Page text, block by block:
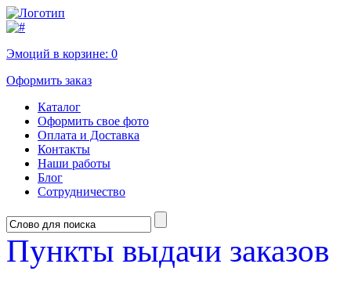
Эмоций в корзине: 0
Оформить заказ
Каталог
Оформить свое фото
Оплата и Доставка
Контакты
Наши работы
Блог
Сотрудничество
Пункты выдачи заказов